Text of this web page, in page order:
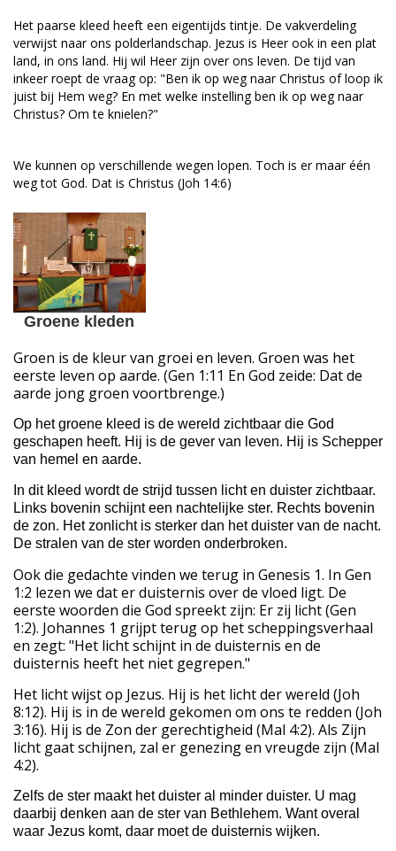
Het paarse kleed heeft een eigentijds tintje. De vakverdeling
verwijst naar ons polderlandschap. Jezus is Heer ook in een plat
land, in ons land. Hij wil Heer zijn over ons leven. De tijd van
inkeer roept de vraag op: "Ben ik op weg naar Christus of loop ik
juist bij Hem weg? En met welke instelling ben ik op weg naar
Christus? Om te knielen?"
We kunnen op verschillende wegen lopen. Toch is er maar één
weg tot God. Dat is Christus (Joh 14:6)
Groene kleden
Groen is de kleur van groei en leven. Groen was het
eerste leven op aarde. (Gen 1:11 En God zeide: Dat de
aarde jong groen voortbrenge.)
Op het groene kleed is de wereld zichtbaar die God
geschapen heeft. Hij is de gever van leven. Hij is Schepper
van hemel en aarde.
In dit kleed wordt de strijd tussen licht en duister zichtbaar.
Links bovenin schijnt een nachtelijke ster. Rechts bovenin
de zon. Het zonlicht is sterker dan het duister van de nacht.
De stralen van de ster worden onderbroken.
Ook die gedachte vinden we terug in Genesis 1. In Gen
1:2 lezen we dat er duisternis over de vloed ligt. De
eerste woorden die God spreekt zijn: Er zij licht (Gen
1:2). Johannes 1 grijpt terug op het scheppingsverhaal
en zegt: "Het licht schijnt in de duisternis en de
duisternis heeft het niet gegrepen."
Het licht wijst op Jezus. Hij is het licht der wereld (Joh
8:12). Hij is in de wereld gekomen om ons te redden (Joh
3:16). Hij is de Zon der gerechtigheid (Mal 4:2). Als Zijn
licht gaat schijnen, zal er genezing en vreugde zijn (Mal
4:2).
Zelfs de ster maakt het duister al minder duister. U mag
daarbij denken aan de ster van Bethlehem. Want overal
waar Jezus komt, daar moet de duisternis wijken.